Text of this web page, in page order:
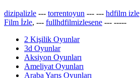
dizipalizle --- torrentoyun --- --- hdfilm izle
Film İzle, --- fullhdfilmizlesene --- -----
2 Kişilik Oyunlar
3d Oyunlar
Aksiyon Oyunları
Ameliyat Oyunları
Araba Yarış Oyunları